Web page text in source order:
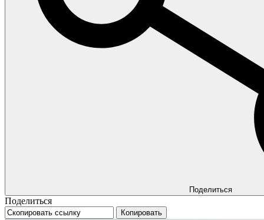
Поделиться
Поделиться
Копировать